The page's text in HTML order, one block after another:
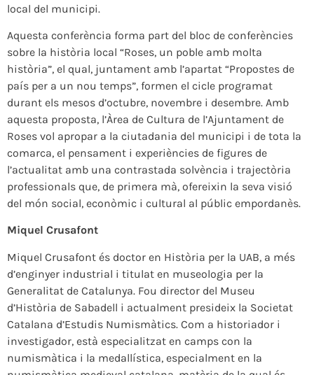
local del municipi.
Aquesta conferència forma part del bloc de conferències
sobre la història local “Roses, un poble amb molta
història”, el qual, juntament amb l’apartat “Propostes de
país per a un nou temps”, formen el cicle programat
durant els mesos d’octubre, novembre i desembre. Amb
aquesta proposta, l’Àrea de Cultura de l’Ajuntament de
Roses vol apropar a la ciutadania del municipi i de tota la
comarca, el pensament i experiències de figures de
l’actualitat amb una contrastada solvència i trajectòria
professionals que, de primera mà, ofereixin la seva visió
del món social, econòmic i cultural al públic empordanès.
Miquel Crusafont
Miquel Crusafont és doctor en Història per la UAB, a més
d’enginyer industrial i titulat en museologia per la
Generalitat de Catalunya. Fou director del Museu
d’Història de Sabadell i actualment presideix la Societat
Catalana d’Estudis Numismàtics. Com a historiador i
investigador, està especialitzat en camps con la
numismàtica i la medallística, especialment en la